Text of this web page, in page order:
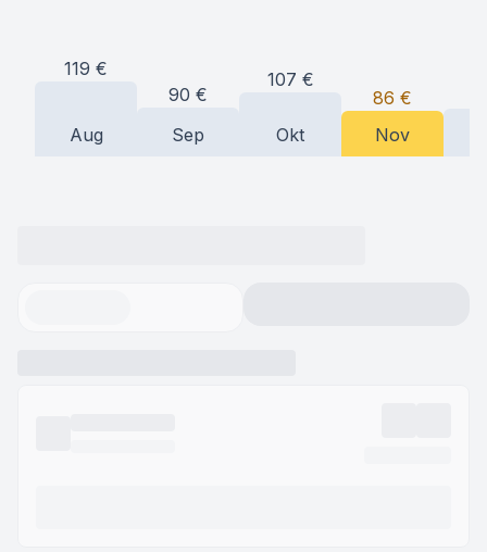
119 €
Aug
90 €
Sep
107 €
Okt
86 €
Nov